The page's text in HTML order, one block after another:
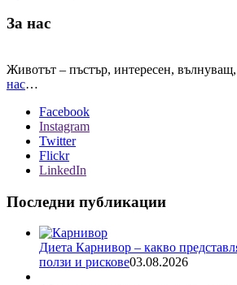
За нас
Животът – пъстър, интересен,
нас…
Facebook
Instagram
Twitter
Flickr
LinkedIn
Последни публикации
Диета Карнивор – какво
ползи и рискове03.08.2026